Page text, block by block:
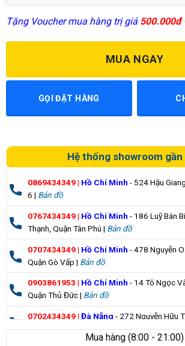
Tặng Voucher mua hàng trị giá 500.000đ
MUA NGAY
GỌI ĐẶT HÀNG
Hệ thống showroom gần
0869434349| Hồ Chí Minh - 524 Hậu
6 | Bản đồ
0767434349| Hồ Chí Minh - 186 Luỹ Bán
Thạnh, Quận Tân Phú | Bản đồ
0707434349| Hồ Chí Minh - 478 Nguyễn
Quận Gò Vấp | Bản đồ
0903861953 | Hồ Chí Minh - 14 Tô Ngọc
Quận Thủ Đức | Bản đồ
0702434349| Đà Nẵng - 272 Nguyễn Hữu
Cường |Bản đồ
Mua hàng (8:00 - 21:00)